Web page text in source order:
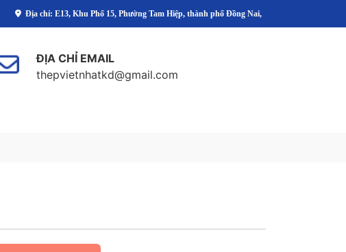
Địa chỉ: E13, Khu Phố 15, Phường Tam Hiệp, thành phố Đồng Nai,
ĐỊA CHỈ EMAIL
thepvietnhatkd@gmail.com